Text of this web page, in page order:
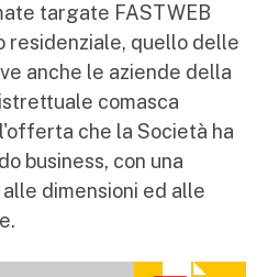
targate FASTWEB
residenziale, quello delle
anche le aziende della
comasca
che la Società ha
business, con una
dimensioni ed alle